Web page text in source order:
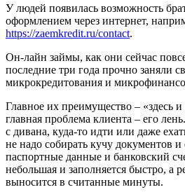
У людей появилась возможность
оформлением через интернет,
https://zaemkredit.ru/contact.
Он-лайн займы, как они сейчас
последние три года прочно заняли
микрокредитования и
Главное их преимущество – «здесь и
главная проблема клиента – его
с дивана, куда-то идти или даже
не надо собирать кучу документов
паспортные данные и банковский
небольшая и заполняется быстро, а
выносится в считанные минуты.